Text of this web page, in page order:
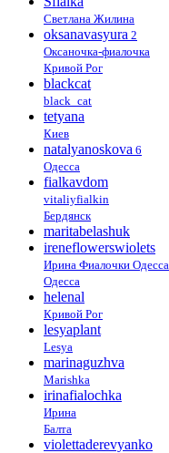
Светлана Жилина
oksanavasyura 2
Оксаночка-фиалочка
Кривой Рог
blackcat
black_cat
tetyana
Киев
natalyanoskova 6
Одесса
fialkavdom
vitaliyfialkin
Бердянск
maritabelashuk
ireneflowerswiolets
Ирина Фиалочки Одесса
Одесса
helenal
Кривой Рог
lesyaplant
Lesya
marinaguzhva
Marishka
irinafialochka
Ирина
Балта
violettaderevyanko